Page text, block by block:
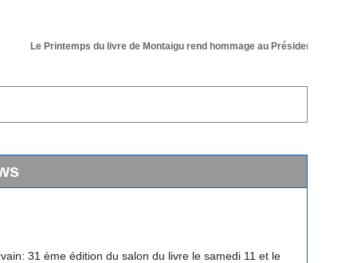
Le Printemps du livre de Montaigu rend hommage au Président de sa 36
avril